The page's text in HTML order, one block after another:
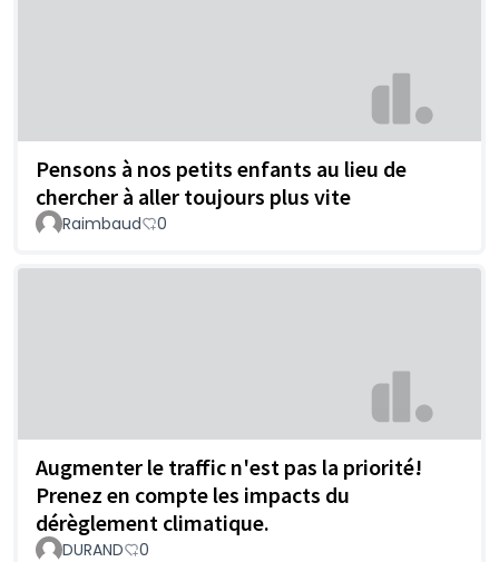
Pensons à nos petits enfants au lieu de
chercher à aller toujours plus vite
Raimbaud 0
Augmenter le traffic n'est pas la priorité!
Prenez en compte les impacts du
dérèglement climatique.
DURAND 0